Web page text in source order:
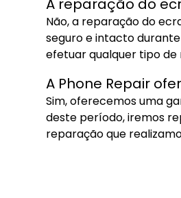
A reparação do
Não, a reparação do
seguro e intacto
efetuar qualquer tipo de
A Phone Repair
Sim, oferecemos uma
deste período, iremos
reparação que